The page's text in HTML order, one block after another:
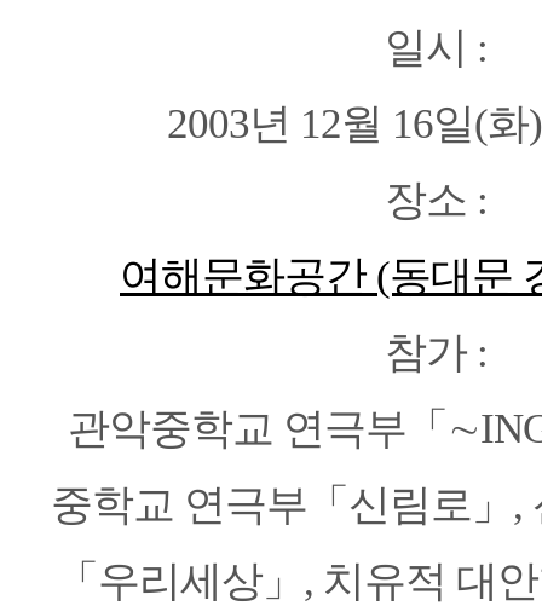
일시 :
2003년 12월 16일(
장소 :
여해문화공간 (동대문
참가 :
관악중학교 연극부「
중학교 연극부「신림로」,
「우리세상」, 치유적 대